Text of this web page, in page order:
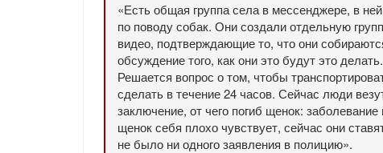
«Есть общая группа села в мессенджере, в
по поводу собак. Они создали отдельную
видео, подтверждающие то, что они
обсуждение того, как они это будут это
Решается вопрос о том, чтобы
сделать в течение 24 часов. Сейчас люди
заключение, от чего погиб щенок:
щенок себя плохо чувствует, сейчас они
не было ни одного заявления в полицию».